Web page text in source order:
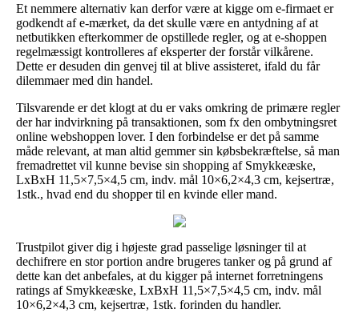
Et nemmere alternativ kan derfor være at kigge om e-firmaet er
godkendt af e-mærket, da det skulle være en antydning af at
netbutikken efterkommer de opstillede regler, og at e-shoppen
regelmæssigt kontrolleres af eksperter der forstår vilkårene.
Dette er desuden din genvej til at blive assisteret, ifald du får
dilemmaer med din handel.
Tilsvarende er det klogt at du er vaks omkring de primære regler
der har indvirkning på transaktionen, som fx den ombytningsret
online webshoppen lover. I den forbindelse er det på samme
måde relevant, at man altid gemmer sin købsbekræftelse, så man
fremadrettet vil kunne bevise sin shopping af Smykkeæske,
LxBxH 11,5×7,5×4,5 cm, indv. mål 10×6,2×4,3 cm, kejsertræ,
1stk., hvad end du shopper til en kvinde eller mand.
Trustpilot giver dig i højeste grad passelige løsninger til at
dechifrere en stor portion andre brugeres tanker og på grund af
dette kan det anbefales, at du kigger på internet forretningens
ratings af Smykkeæske, LxBxH 11,5×7,5×4,5 cm, indv. mål
10×6,2×4,3 cm, kejsertræ, 1stk. forinden du handler.